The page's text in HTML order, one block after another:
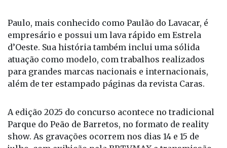
Paulo, mais conhecido como Paulão do Lavacar, é
empresário e possui um lava rápido em Estrela
d’Oeste. Sua história também inclui uma sólida
atuação como modelo, com trabalhos realizados
para grandes marcas nacionais e internacionais,
além de ter estampado páginas da revista Caras.
A edição 2025 do concurso acontece no tradicional
Parque do Peão de Barretos, no formato de reality
show. As gravações ocorrem nos dias 14 e 15 de